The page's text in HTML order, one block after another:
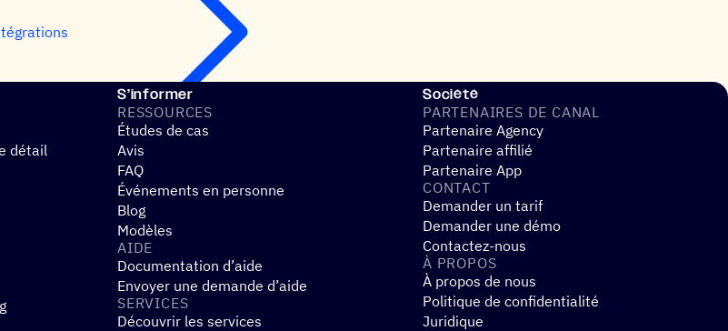
détail
S’informer
RESSOURCES
Études de cas
Avis
FAQ
Événements en personne
Blog
Modèles
AIDE
Documentation d’aide
Envoyer une demande d’aide
SERVICES
Découvrir les services
Société
PARTE­NAIRES DE CANAL
Partenaire Agency
Partenaire affilié
Partenaire App
CONTACT
Demander un tarif
Demander une démo
Contactez-nous
À PROPOS
À propos de nous
Politique de confidentialité
Juridique